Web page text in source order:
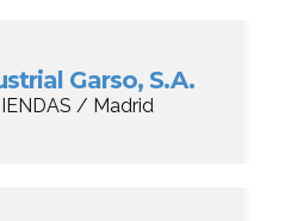
Garso, S.A.
/ Madrid